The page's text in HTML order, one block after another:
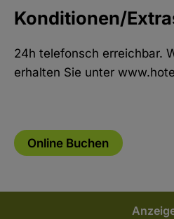
Konditionen/
24h telefonsch erreichbar.
erhalten Sie unter
Online Buchen